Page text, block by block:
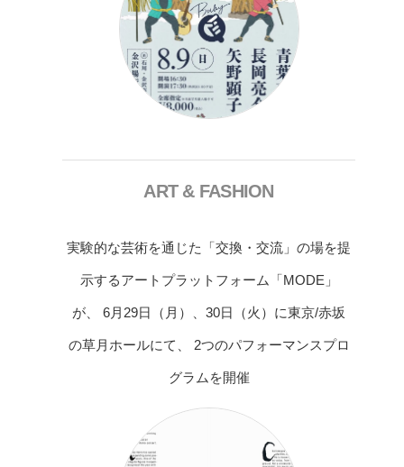
ART & FASHION
実験的な芸術を通じた「交換・交流」の場を提
示するアートプラットフォーム「MODE」
が、 6月29日（月）、30日（火）に東京/赤坂
の草月ホールにて、 2つのパフォーマンスプロ
グラムを開催